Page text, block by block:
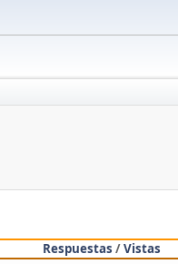
Respuestas /Vistas